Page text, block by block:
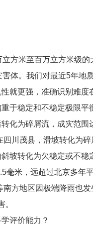
方米至百万立方米级
体。我们对最近5年
性就更强，准确识别
于稳定和不稳定极限
化为碎屑流，成灾范
川茂县，滑坡转化为
坡转化为欠稳定或不
米，远超过北京多年
方地区因极端降雨也
评价能力？